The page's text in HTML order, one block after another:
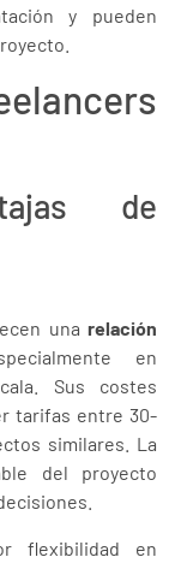
y pueden
de
una relación
en
Sus costes
tarifas entre 30-
similares. La
del proyecto
flexibilidad en